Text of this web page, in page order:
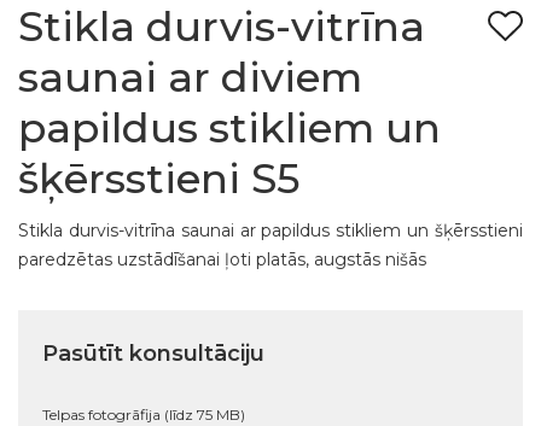
Stikla durvis-vitrīna
saunai ar diviem
papildus stikliem un
šķērsstieni S5
Stikla durvis-vitrīna saunai ar papildus stikliem un šķērsstieni
paredzētas uzstādīšanai ļoti platās, augstās nišās
Pasūtīt konsultāciju
Telpas fotogrāfija (līdz 75 MB)